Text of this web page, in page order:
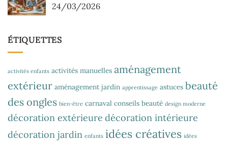
24/03/2026
ÉTIQUETTES
activités enfants activités manuelles aménagement
extérieur aménagement jardin apprentissage astuces beauté
des ongles bien-être carnaval conseils beauté design moderne
décoration extérieure décoration intérieure
décoration jardin enfants idées créatives idées